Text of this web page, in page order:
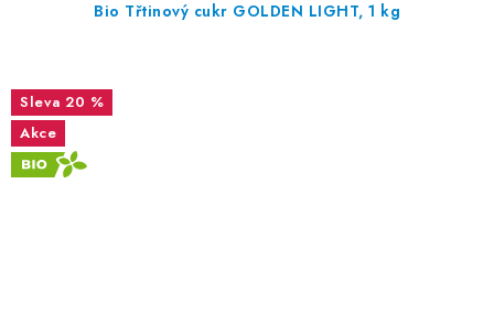
Bio Třtinový cukr GOLDEN LIGHT, 1 kg
20 %
Akce